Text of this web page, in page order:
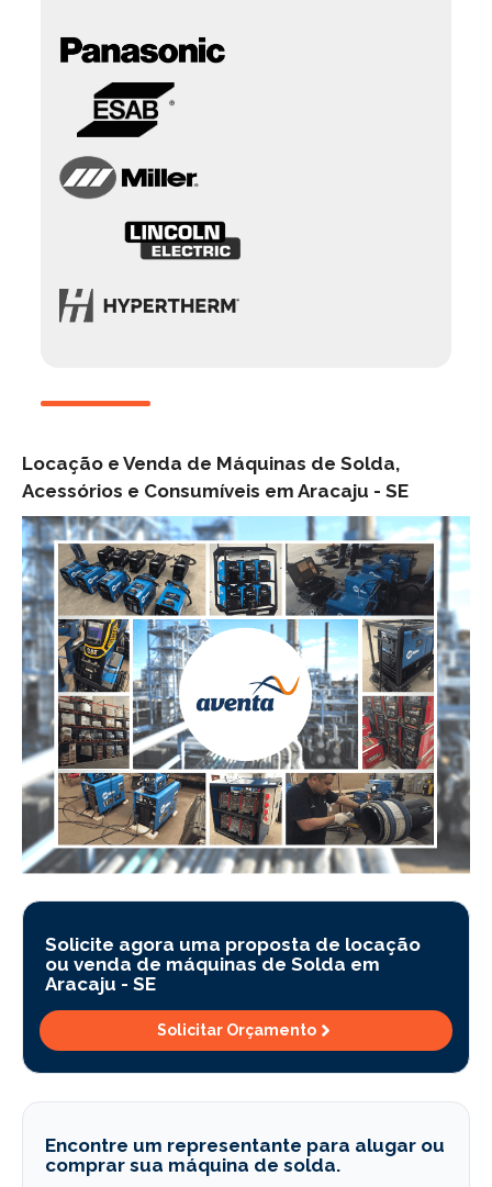
Solicite agora uma proposta de locação
ou venda de máquinas de Solda em
Aracaju - SE
Solicitar Orçamento
Encontre um representante para alugar ou
comprar sua máquina de solda.
Locação e Venda de Máquinas de Solda,
Acessórios e Consumíveis em Aracaju - SE